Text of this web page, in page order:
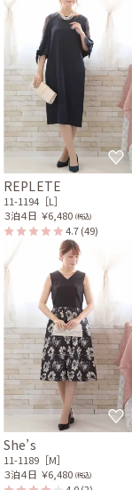
REPLETE
11-1194［L］
３泊４日 ￥6,480 (税込)
4.7(49)
She’s
11-1189［M］
３泊４日 ￥6,480 (税込)